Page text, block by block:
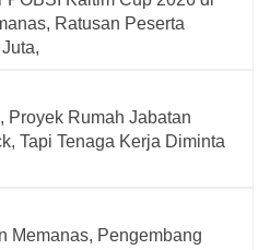
Ratusan Peserta
Proyek Rumah Jabatan
Tapi Tenaga Kerja Diminta
Memanas, Pengembang